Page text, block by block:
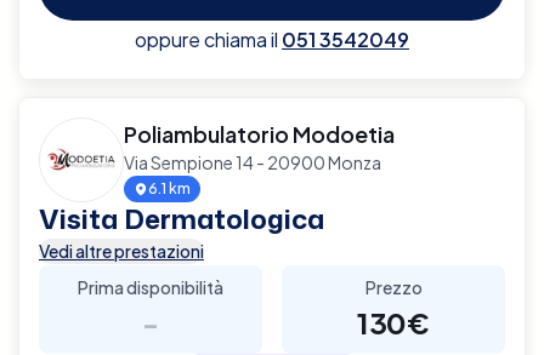
oppure chiama il 051 3542049
Poliambulatorio Modoetia
Via Sempione 14 - 20900 Monza
6.1 km
Visita Dermatologica
Vedi altre prestazioni
Prima disponibilità
-
Prezzo
130€